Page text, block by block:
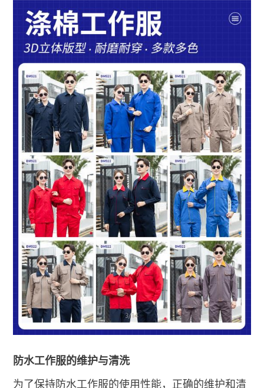
防水工作服的维护与清洗
为了保持防水工作服的使用性能，正确的维护和清